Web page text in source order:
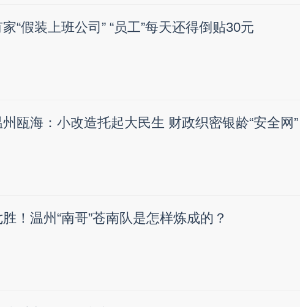
“假装上班公司” “员工”每天还得倒贴30元
瓯海：小改造托起大民生 财政织密银龄“安全网”
！温州“南哥”苍南队是怎样炼成的？